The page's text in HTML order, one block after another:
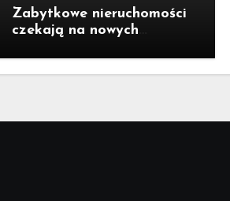
Zabytkowe nieruchomości
czekają na nowych